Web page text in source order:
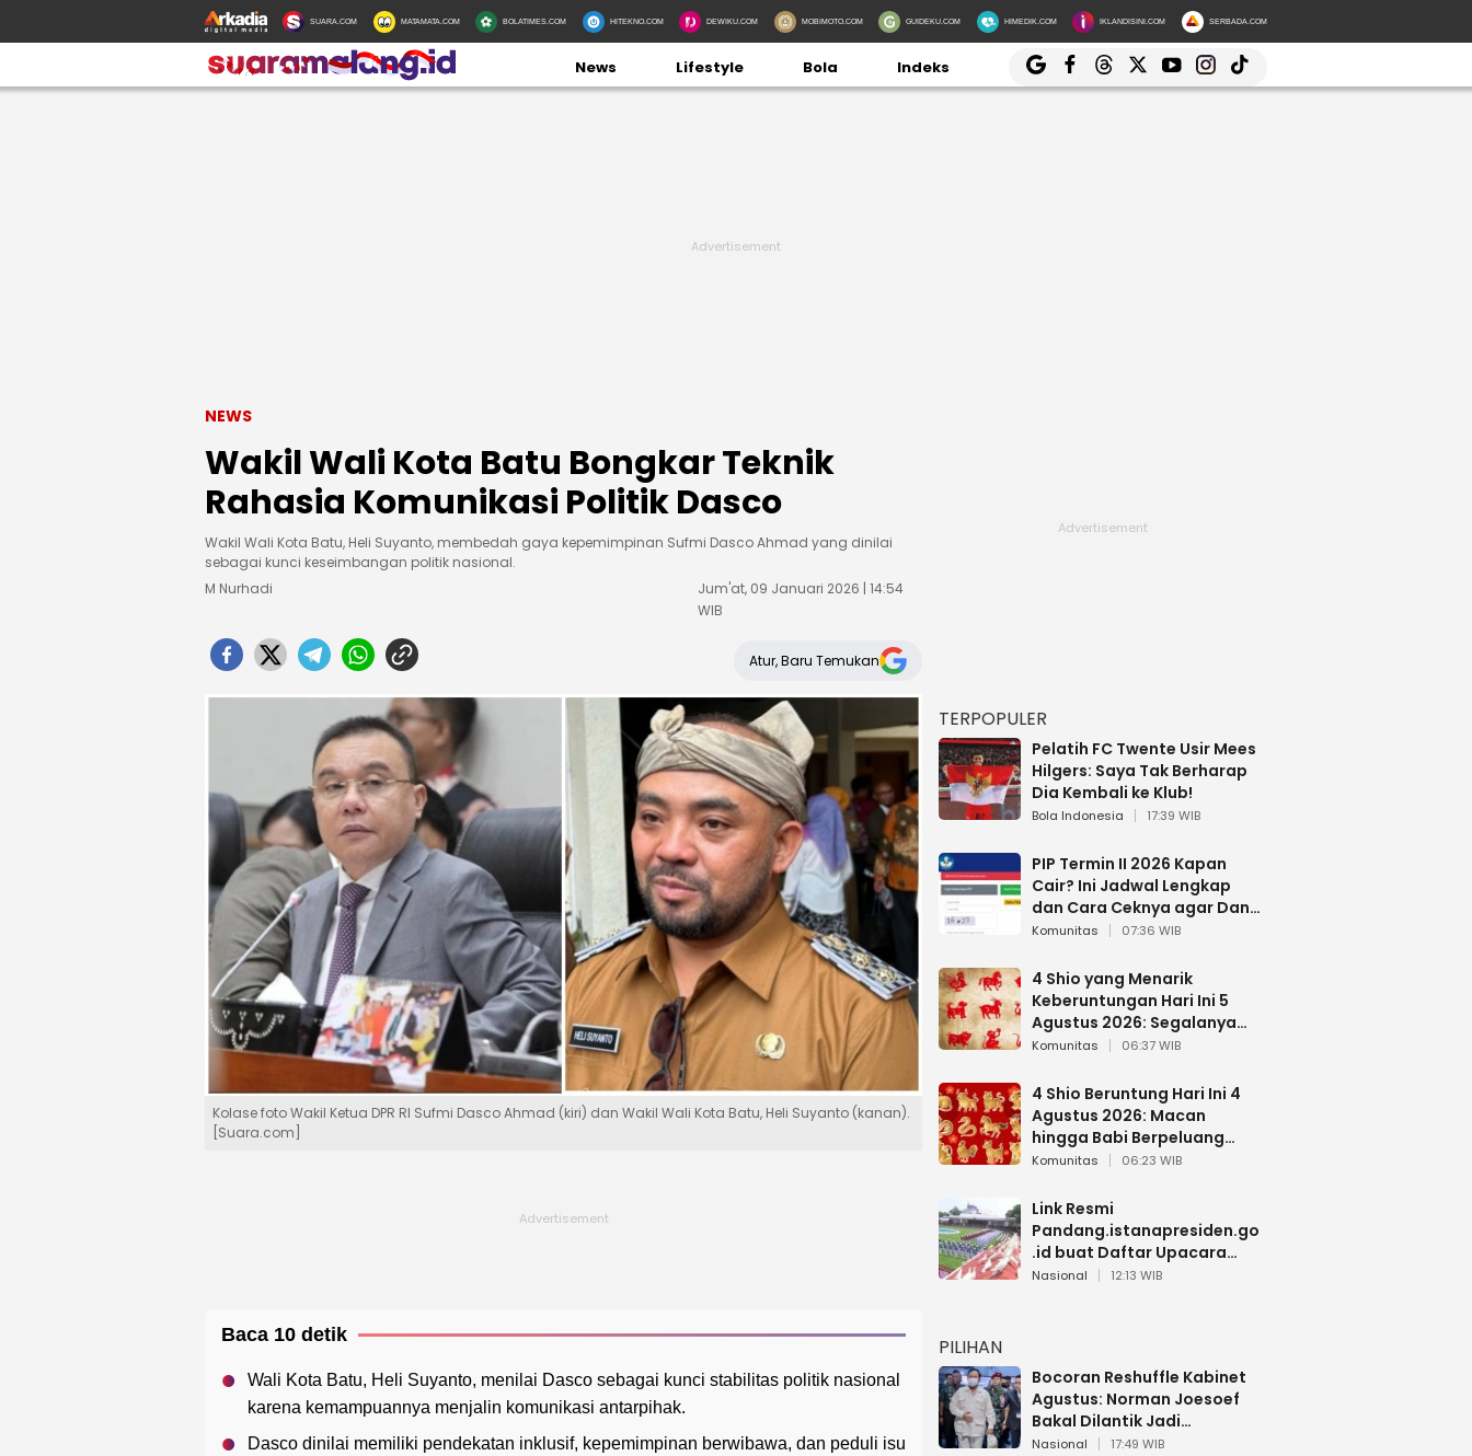
SUARA.COM MATAMATA.COM BOLATIMES.COM HITEKNO.COM DEWIKU.COM MOBIMOTO.COM GUIDEKU.COM HIMEDIK.COM IKLANDISINI.COM SERBADA.COM
News Lifestyle Bola Indeks
NEWS
Wakil Wali Kota Batu Bongkar Teknik
Rahasia Komunikasi Politik Dasco
Wakil Wali Kota Batu, Heli Suyanto, membedah gaya kepemimpinan Sufmi Dasco Ahmad yang dinilai
sebagai kunci keseimbangan politik nasional.
M Nurhadi
Jum'at, 09 Januari 2026 | 14:54
WIB
Atur, Baru Temukan
Kolase foto Wakil Ketua DPR RI Sufmi Dasco Ahmad (kiri) dan Wakil Wali Kota Batu, Heli Suyanto (kanan).
[Suara.com]
Baca 10 detik
Wali Kota Batu, Heli Suyanto, menilai Dasco sebagai kunci stabilitas politik nasional
karena kemampuannya menjalin komunikasi antarpihak.
Dasco dinilai memiliki pendekatan inklusif, kepemimpinan berwibawa, dan peduli isu
TERPOPULER
Pelatih FC Twente Usir Mees
Hilgers: Saya Tak Berharap
Dia Kembali ke Klub!
Bola Indonesia 17:39 WIB
PIP Termin II 2026 Kapan
Cair? Ini Jadwal Lengkap
dan Cara Ceknya agar Dana
Tidak Hangus!
Komunitas 07:36 WIB
4 Shio yang Menarik
Keberuntungan Hari Ini 5
Agustus 2026: Segalanya
Berjalan Lancar
Komunitas 06:37 WIB
4 Shio Beruntung Hari Ini 4
Agustus 2026: Macan
hingga Babi Berpeluang
Dapat Kabar Baik
Komunitas 06:23 WIB
Link Resmi
Pandang.istanapresiden.go
.id buat Daftar Upacara
Bendera HUT RI di Istana
Nasional 12:13 WIB
PILIHAN
Bocoran Reshuffle Kabinet
Agustus: Norman Joesoef
Bakal Dilantik Jadi
Wamenhan RI
Nasional 17:49 WIB